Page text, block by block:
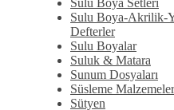
Sulu Boya-Akrilik-
Defterler
Sulu Boyalar
Suluk & Matara
Sunum Dosyaları
Süsleme
Sütyen